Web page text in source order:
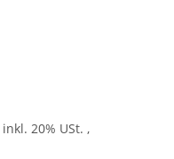
inkl. 20% USt. ,